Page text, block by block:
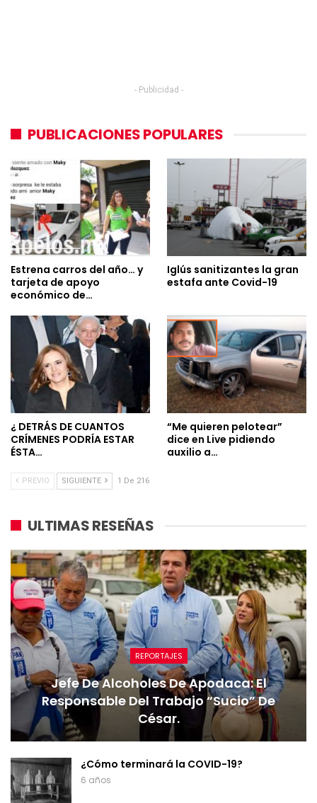
- Publicidad -
PUBLICACIONES POPULARES
Estrena carros del año… y
tarjeta de apoyo
económico de…
Iglús sanitizantes la gran
estafa ante Covid-19
¿ DETRÁS DE CUANTOS
CRÍMENES PODRÍA ESTAR
ÉSTA…
“Me quieren pelotear”
dice en Live pidiendo
auxilio a…
PREVIO SIGUIENTE 1 De 216
ULTIMAS RESEÑAS
REPORTAJES
Jefe De Alcoholes De Apodaca: El
Responsable Del Trabajo “sucio” De
César.
¿Cómo terminará la COVID-19?
6 años